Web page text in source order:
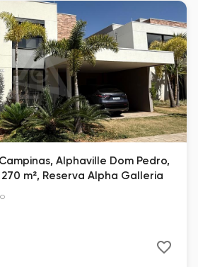
Alphaville Dom Pedro,
m², Reserva Alpha Galleria